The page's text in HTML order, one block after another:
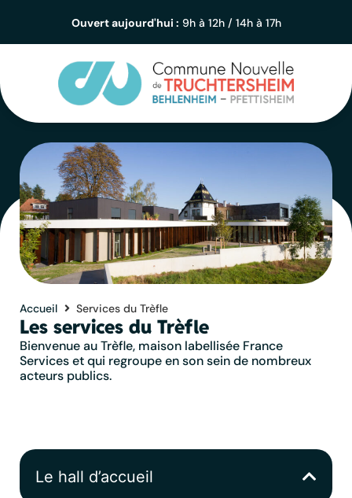
Ouvert aujourd'hui : 9h à 12h / 14h à 17h
Accueil Services du Trèfle
Les services du Trèfle
Bienvenue au Trèfle, maison labellisée France
Services et qui regroupe en son sein de nombreux
acteurs publics.
Le hall d’accueil